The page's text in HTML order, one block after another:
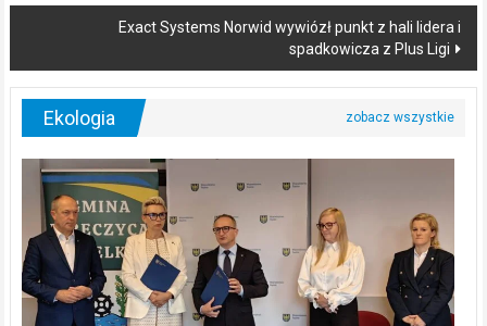
Exact Systems Norwid wywiózł punkt z hali lidera i
spadkowicza z Plus Ligi
Ekologia